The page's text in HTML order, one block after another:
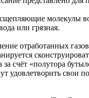
молекулы
или грязная.
отработанных
счёт «полутора
удовлетворить свои